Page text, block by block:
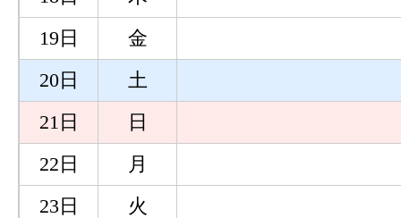
19日
金
20日
土
21日
日
22日
月
23日
火